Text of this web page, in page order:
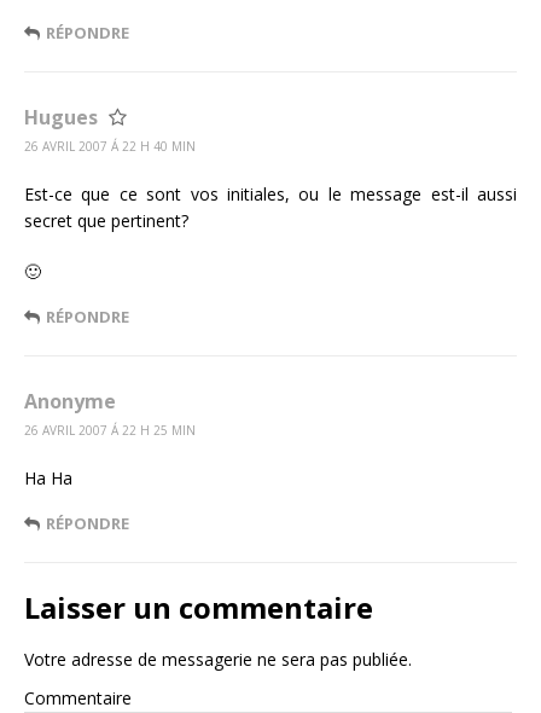
RÉPONDRE
Hugues
26 AVRIL 2007 Á 22 H 40 MIN
Est-ce que ce sont vos initiales, ou le message est-il aussi
secret que pertinent?
🙂
RÉPONDRE
Anonyme
26 AVRIL 2007 Á 22 H 25 MIN
Ha Ha
RÉPONDRE
Laisser un commentaire
Votre adresse de messagerie ne sera pas publiée.
Commentaire